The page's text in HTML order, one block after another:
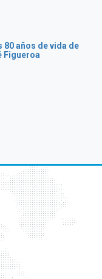
80 años de vida de
Figueroa